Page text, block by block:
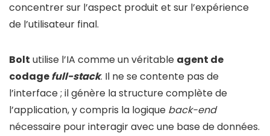
concentrer sur l’aspect produit et sur l’expérience
de l’utilisateur final.
Bolt utilise l’IA comme un véritable agent de
codagefull-stack. Il ne se contente pas de
l’interface ; il génère la structure complète de
l’application, y compris la logique back-end
nécessaire pour interagir avec une base de données.